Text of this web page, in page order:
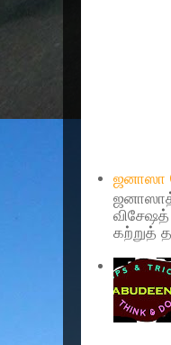
ஜனாஸா
கற்றுத்